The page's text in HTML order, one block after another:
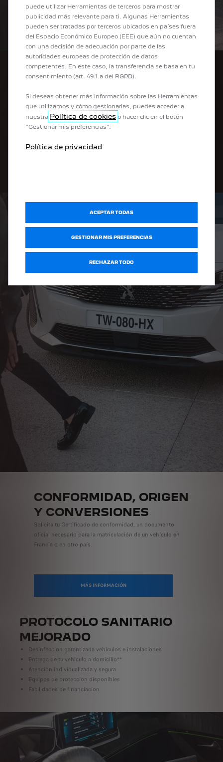
APLICACIONES Y
Descubre las aplicaciones PEUGEOT disponibles para tu
smartphone y las actualizaciones de software para tu
vehículo.
CONFORMIDAD, ORIGEN
Y CONVERSIONES
Solicita tu Certificado de conformidad, un documento
oficial necesario para la matriculación de un vehículo en
Francia o en otro país.
MÁS INFORMACIÓN
PROTOCOLO SANITARIO
MEJORADO
Desinfeccion garantizada vehiculos e instalaciones
Entrega de tu vehiculo a domicilio**
Atencion individualizada y segura
Equipos de proteccion disponibles
Facilidades de financiacion
puede utilizar Herramientas de terceros para mostrar
publicidad más relevante para ti. Algunas Herramientas
pueden ser tratadas por terceros ubicados en países fuera
del Espacio Económico Europeo (EEE) que aún no cuentan
con una decisión de adecuación por parte de las
autoridades europeas de protección de datos
competentes. En este caso, la transferencia se basa en tu
consentimiento (art. 49.1.a del RGPD).
Si deseas obtener más información sobre las Herramientas
que utilizamos y cómo gestionarlas, puedes acceder a
nuestra Política de cookies o hacer clic en el botón
“Gestionar mis preferencias”.
Política de privacidad
GESTIONAR MIS PREFERENCIAS
ACEPTAR TODAS
RECHAZAR TODO